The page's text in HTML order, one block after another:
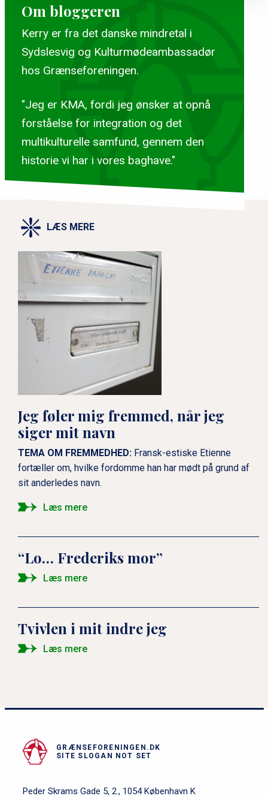
Om bloggeren
Kerry er fra det danske mindretal i
Sydslesvig og Kulturmødeambassadør
hos Grænseforeningen.
"Jeg er KMA, fordi jeg ønsker at opnå
forståelse for integration og det
multikulturelle samfund, gennem den
historie vi har i vores baghave."
LÆS MERE
Jeg føler mig fremmed, når jeg
siger mit navn
TEMA OM FREMMEDHED: Fransk-estiske Etienne
fortæller om, hvilke fordomme han har mødt på grund af
sit anderledes navn.
Læs mere
“Lo… Frederiks mor”
Læs mere
Tvivlen i mit indre jeg
Læs mere
GRÆNSEFORENINGEN.DK
SITE SLOGAN NOT SET
Peder Skrams Gade 5, 2., 1054 København K